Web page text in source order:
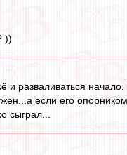
))
и разваливаться
если его
сыграл...